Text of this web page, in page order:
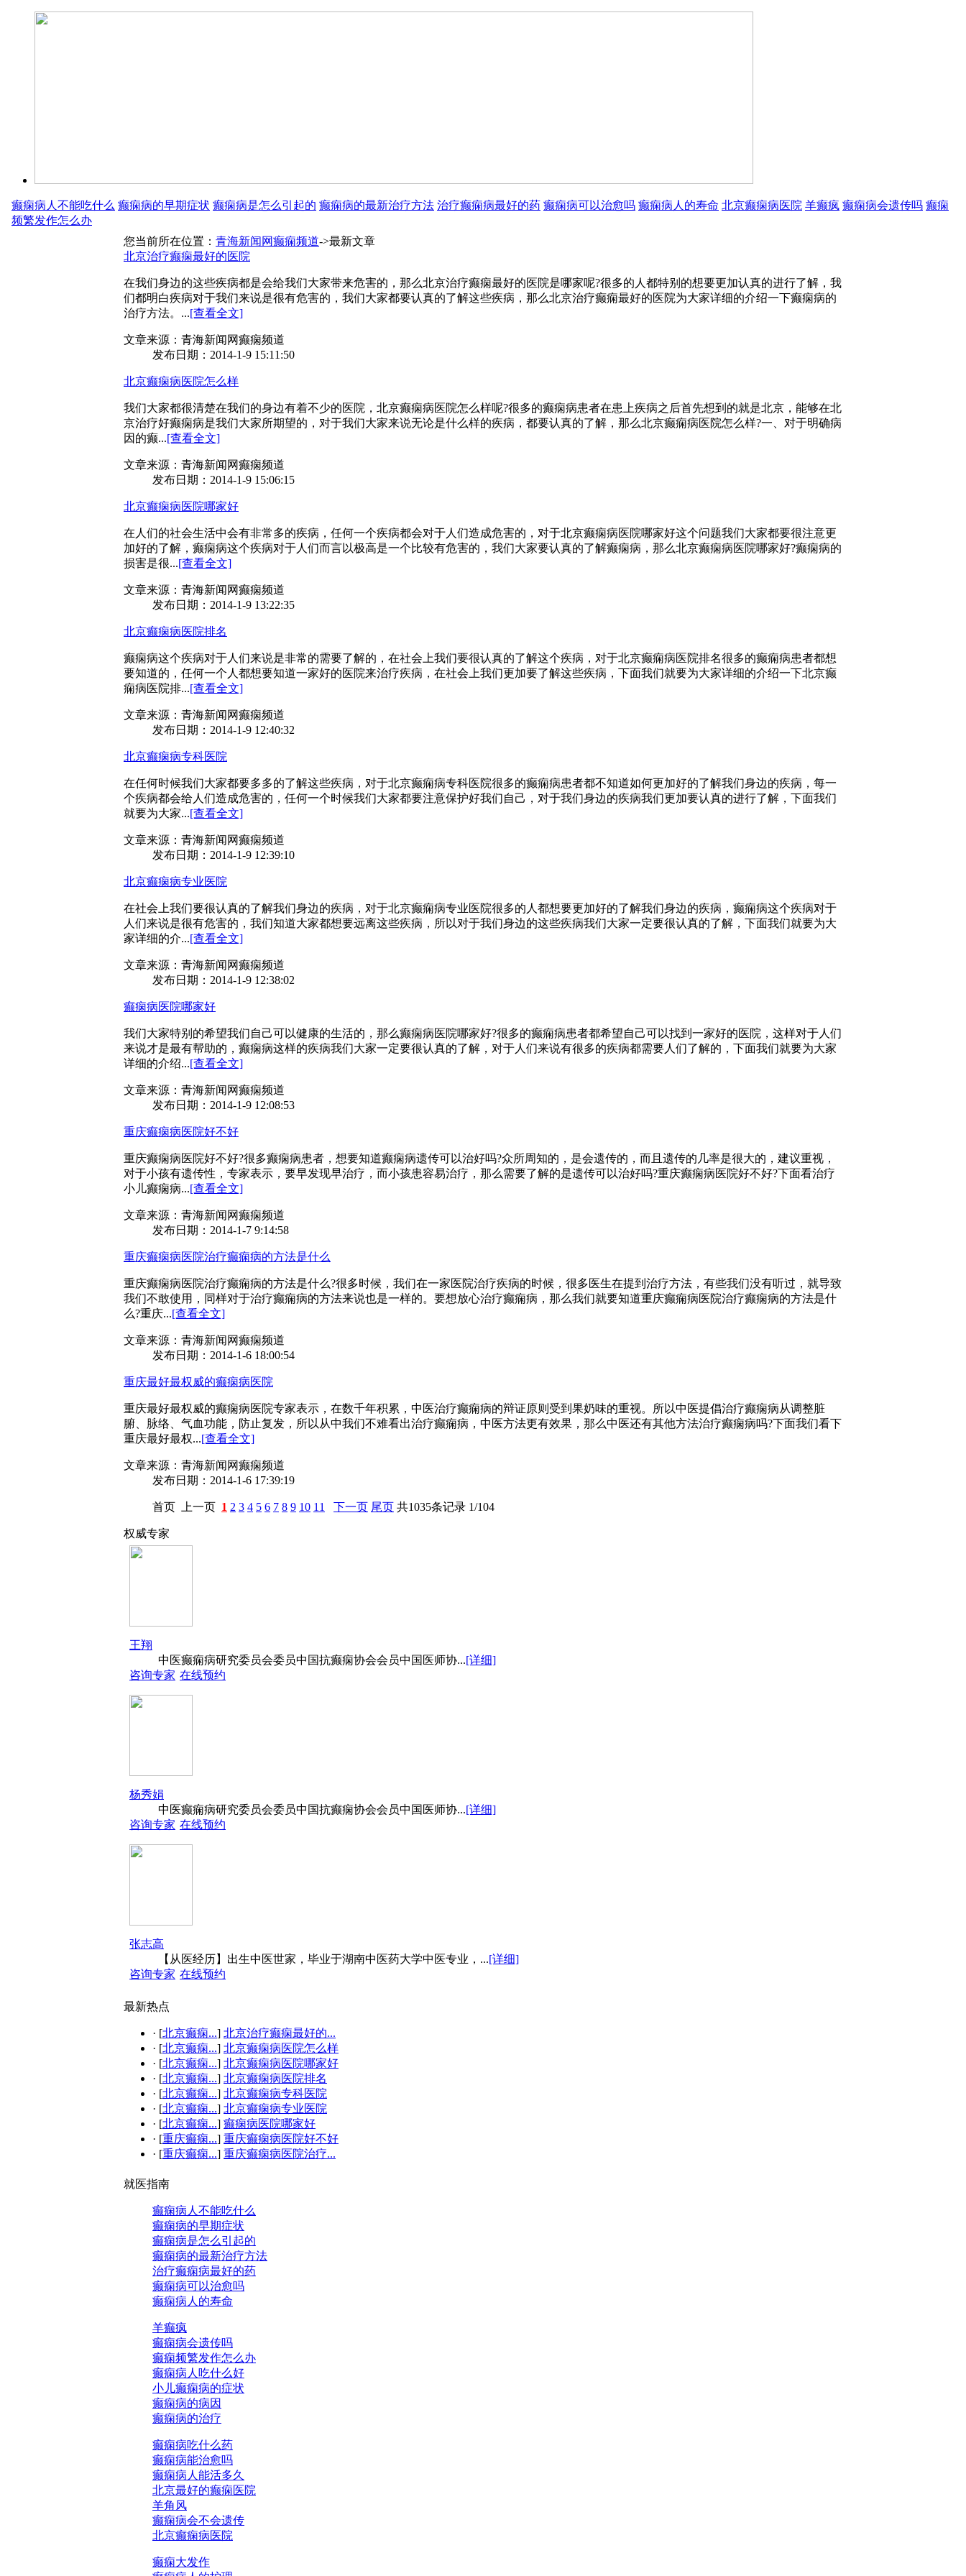
癫痫病人不能吃什么 癫痫病的早期症状 癫痫病是怎么引起的 癫痫病的最新治疗方法 治疗癫痫病最好的药 癫痫病可以治愈吗 癫痫病人的寿命 北京癫痫病医院 羊癫疯 癫痫病会遗传吗 癫痫
频繁发作怎么办
您当前所在位置： 青海新闻网癫痫频道->最新文章
北京治疗癫痫最好的医院
在我们身边的这些疾病都是会给我们大家带来危害的，那么北京治疗癫痫最好的医院是哪家呢?很多的人都特别的想要更加认真的进行了解，我
们都明白疾病对于我们来说是很有危害的，我们大家都要认真的了解这些疾病，那么北京治疗癫痫最好的医院为大家详细的介绍一下癫痫病的
治疗方法。...[查看全文]
文章来源：青海新闻网癫痫频道
发布日期：2014-1-9 15:11:50
北京癫痫病医院怎么样
我们大家都很清楚在我们的身边有着不少的医院，北京癫痫病医院怎么样呢?很多的癫痫病患者在患上疾病之后首先想到的就是北京，能够在北
京治疗好癫痫病是我们大家所期望的，对于我们大家来说无论是什么样的疾病，都要认真的了解，那么北京癫痫病医院怎么样?一、对于明确病
因的癫...[查看全文]
文章来源：青海新闻网癫痫频道
发布日期：2014-1-9 15:06:15
北京癫痫病医院哪家好
在人们的社会生活中会有非常多的疾病，任何一个疾病都会对于人们造成危害的，对于北京癫痫病医院哪家好这个问题我们大家都要很注意更
加好的了解，癫痫病这个疾病对于人们而言以极高是一个比较有危害的，我们大家要认真的了解癫痫病，那么北京癫痫病医院哪家好?癫痫病的
损害是很...[查看全文]
文章来源：青海新闻网癫痫频道
发布日期：2014-1-9 13:22:35
北京癫痫病医院排名
癫痫病这个疾病对于人们来说是非常的需要了解的，在社会上我们要很认真的了解这个疾病，对于北京癫痫病医院排名很多的癫痫病患者都想
要知道的，任何一个人都想要知道一家好的医院来治疗疾病，在社会上我们更加要了解这些疾病，下面我们就要为大家详细的介绍一下北京癫
痫病医院排...[查看全文]
文章来源：青海新闻网癫痫频道
发布日期：2014-1-9 12:40:32
北京癫痫病专科医院
在任何时候我们大家都要多多的了解这些疾病，对于北京癫痫病专科医院很多的癫痫病患者都不知道如何更加好的了解我们身边的疾病，每一
个疾病都会给人们造成危害的，任何一个时候我们大家都要注意保护好我们自己，对于我们身边的疾病我们更加要认真的进行了解，下面我们
就要为大家...[查看全文]
文章来源：青海新闻网癫痫频道
发布日期：2014-1-9 12:39:10
北京癫痫病专业医院
在社会上我们要很认真的了解我们身边的疾病，对于北京癫痫病专业医院很多的人都想要更加好的了解我们身边的疾病，癫痫病这个疾病对于
人们来说是很有危害的，我们知道大家都想要远离这些疾病，所以对于我们身边的这些疾病我们大家一定要很认真的了解，下面我们就要为大
家详细的介...[查看全文]
文章来源：青海新闻网癫痫频道
发布日期：2014-1-9 12:38:02
癫痫病医院哪家好
我们大家特别的希望我们自己可以健康的生活的，那么癫痫病医院哪家好?很多的癫痫病患者都希望自己可以找到一家好的医院，这样对于人们
来说才是最有帮助的，癫痫病这样的疾病我们大家一定要很认真的了解，对于人们来说有很多的疾病都需要人们了解的，下面我们就要为大家
详细的介绍...[查看全文]
文章来源：青海新闻网癫痫频道
发布日期：2014-1-9 12:08:53
重庆癫痫病医院好不好
重庆癫痫病医院好不好?很多癫痫病患者，想要知道癫痫病遗传可以治好吗?众所周知的，是会遗传的，而且遗传的几率是很大的，建议重视，
对于小孩有遗传性，专家表示，要早发现早治疗，而小孩患容易治疗，那么需要了解的是遗传可以治好吗?重庆癫痫病医院好不好?下面看治疗
小儿癫痫病...[查看全文]
文章来源：青海新闻网癫痫频道
发布日期：2014-1-7 9:14:58
重庆癫痫病医院治疗癫痫病的方法是什么
重庆癫痫病医院治疗癫痫病的方法是什么?很多时候，我们在一家医院治疗疾病的时候，很多医生在提到治疗方法，有些我们没有听过，就导致
我们不敢使用，同样对于治疗癫痫病的方法来说也是一样的。要想放心治疗癫痫病，那么我们就要知道重庆癫痫病医院治疗癫痫病的方法是什
么?重庆...[查看全文]
文章来源：青海新闻网癫痫频道
发布日期：2014-1-6 18:00:54
重庆最好最权威的癫痫病医院
重庆最好最权威的癫痫病医院专家表示，在数千年积累，中医治疗癫痫病的辩证原则受到果奶味的重视。所以中医提倡治疗癫痫病从调整脏
腑、脉络、气血功能，防止复发，所以从中我们不难看出治疗癫痫病，中医方法更有效果，那么中医还有其他方法治疗癫痫病吗?下面我们看下
重庆最好最权...[查看全文]
文章来源：青海新闻网癫痫频道
发布日期：2014-1-6 17:39:19
首页 上一页 1 2 3 4 5 6 7 8 9 10 11 下一页 尾页 共1035条记录 1/104
权威专家
王翔
中医癫痫病研究委员会委员中国抗癫痫协会会员中国医师协...[详细]
咨询专家 在线预约
杨秀娟
中医癫痫病研究委员会委员中国抗癫痫协会会员中国医师协...[详细]
咨询专家 在线预约
张志高
【从医经历】出生中医世家，毕业于湖南中医药大学中医专业，...[详细]
咨询专家 在线预约
最新热点
· [北京癫痫...] 北京治疗癫痫最好的...
· [北京癫痫...] 北京癫痫病医院怎么样
· [北京癫痫...] 北京癫痫病医院哪家好
· [北京癫痫...] 北京癫痫病医院排名
· [北京癫痫...] 北京癫痫病专科医院
· [北京癫痫...] 北京癫痫病专业医院
· [北京癫痫...] 癫痫病医院哪家好
· [重庆癫痫...] 重庆癫痫病医院好不好
· [重庆癫痫...] 重庆癫痫病医院治疗...
就医指南
癫痫病人不能吃什么
癫痫病的早期症状
癫痫病是怎么引起的
癫痫病的最新治疗方法
治疗癫痫病最好的药
癫痫病可以治愈吗
癫痫病人的寿命
羊癫疯
癫痫病会遗传吗
癫痫频繁发作怎么办
癫痫病人吃什么好
小儿癫痫病的症状
癫痫病的病因
癫痫病的治疗
癫痫病吃什么药
癫痫病能治愈吗
癫痫病人能活多久
北京最好的癫痫医院
羊角风
癫痫病会不会遗传
北京癫痫病医院
癫痫大发作